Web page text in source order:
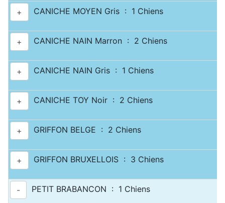
+ CANICHE MOYEN Gris : 1 Chiens
+ CANICHE NAIN Marron : 2 Chiens
+ CANICHE NAIN Gris : 1 Chiens
+ CANICHE TOY Noir : 2 Chiens
+ GRIFFON BELGE : 2 Chiens
+ GRIFFON BRUXELLOIS : 3 Chiens
- PETIT BRABANCON : 1 Chiens